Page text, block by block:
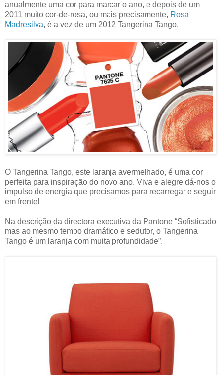
anualmente uma cor para marcar o ano, e depois de um
2011 muito cor-de-rosa, ou mais precisamente, Rosa
Madresilva, é a vez de um 2012 Tangerina Tango.
O Tangerina Tango, este laranja avermelhado, é uma cor
perfeita para inspiração do novo ano. Viva e alegre dá-nos o
impulso de energia que precisamos para recarregar e seguir
em frente!
Na descrição da directora executiva da Pantone “Sofisticado
mas ao mesmo tempo dramático e sedutor, o Tangerina
Tango é um laranja com muita profundidade”.